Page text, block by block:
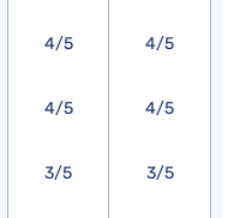
4/5
4/5
3/5
4/5
4/5
3/5